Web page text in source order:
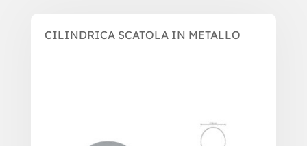
CILINDRICA SCATOLA IN METALLO